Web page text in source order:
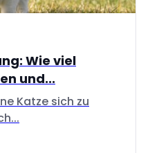
Wie viel
und...
Katze sich zu